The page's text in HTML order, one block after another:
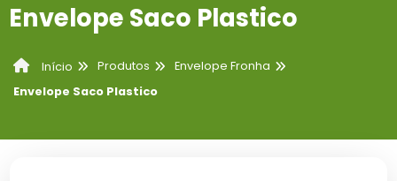
Envelope Saco Plastico
Início Produtos
Envelope Fronha
Envelope Saco Plastico